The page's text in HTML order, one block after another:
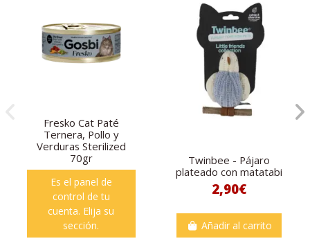
Fresko Cat Paté
Ternera, Pollo y
Verduras Sterilized
70gr
Es el panel de
control de tu
cuenta. Elija su
sección.
Twinbee - Pájaro
plateado con matatabi
2,90€
Añadir al carrito